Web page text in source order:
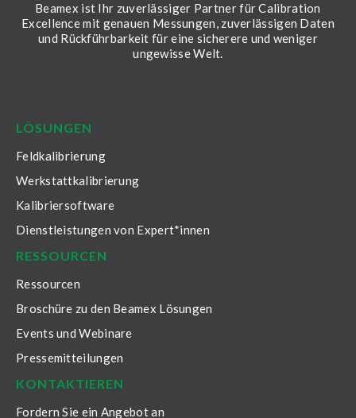
Beamex ist Ihr zuverlässiger Partner für Calibration
Excellence mit genauen Messungen, zuverlässigen Daten
und Rückführbarkeit für eine sicherere und weniger
ungewisse Welt.
LÖSUNGEN
Feldkalibrierung
Werkstattkalibrierung
Kalibriersoftware
Dienstleistungen von Expert*innen
RESSOURCEN
Ressourcen
Broschüre zu den Beamex Lösungen
Events und Webinare
Pressemitteilungen
KONTAKTIEREN
Fordern Sie ein Angebot an